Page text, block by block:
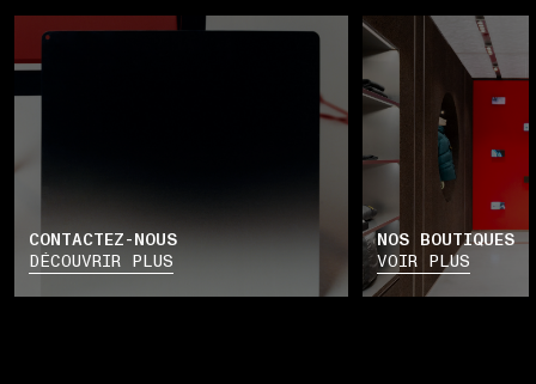
CONTACTEZ-NOUS
DÉCOUVRIR PLUS
NOS BOUTIQUES
VOIR PLUS